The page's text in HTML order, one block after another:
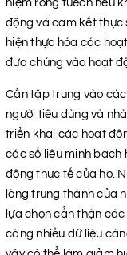
niệm rỗng tuếch nếu
động và cam kết thực
hiện thực hóa các
đưa chúng vào hoạt
Cần tập trung vào
người tiêu dùng và
triển khai các hoạt
các số liệu minh bạch
động thực tế của họ.
lòng trung thành của
lựa chọn cẩn thận
càng nhiều dữ liệu